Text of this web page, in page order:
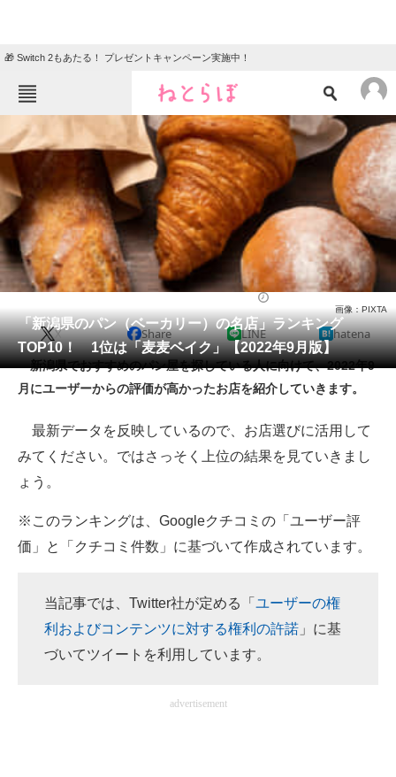
🎁 Switch 2もあたる！ プレゼントキャンペーン実施中！
TOP ニュース
エンタメ クイズ
グルメ 地域
住まい 教育・育児
動物 リサーチ
会員記事
メディア
注目記事を集めた総合ページ
ITの今と未来を見通す
好きが集まる 比べて選べる
AI活用のいまが分かる
企業ITのトレンドを詳説
経営リーダーのコミュニティ
「新潟県のパン（ベーカリー）の名店」ランキング
TOP10！ 1位は「麦麦ベイク」【2022年9月版】
画像：PIXTA
X Share LINE hatena
新潟県でおすすめのパン屋を探している人に向けて、2022年9
月にユーザーからの評価が高かったお店を紹介していきます。
最新データを反映しているので、お店選びに活用して
みてください。ではさっそく上位の結果を見ていきまし
ょう。
※このランキングは、Googleクチコミの「ユーザー評
価」と「クチコミ件数」に基づいて作成されています。
当記事では、Twitter社が定める「 ユーザーの権
利およびコンテンツに対する権利の許諾 」に基
づいてツイートを利用しています。
advertisement